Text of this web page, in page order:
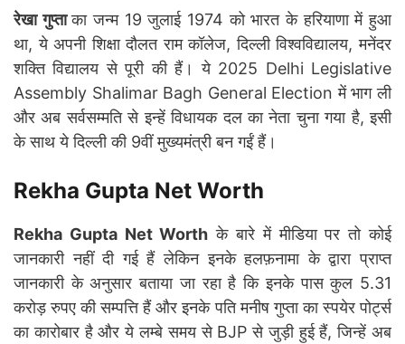
रेखा गुप्ताका जन्म 19 जुलाई 1974 को भारत के हरियाणा में हुआ
था, ये अपनी शिक्षा दौलत राम कॉलेज, दिल्ली विश्वविद्यालय, मनेंदर
शक्ति विद्यालय से पूरी की हैं। ये 2025 Delhi Legislative
Assembly Shalimar Bagh General Election में भाग ली
और अब सर्वसम्मति से इन्हें विधायक दल का नेता चुना गया है, इसी
के साथ ये दिल्ली की 9वीं मुख्यमंत्री बन गईं हैं।
Rekha Gupta Net Worth
Rekha Gupta Net Worth के बारे में मीडिया पर तो कोई
जानकारी नहीं दी गई हैं लेकिन इनके हलफ़नामा के द्वारा प्राप्त
जानकारी के अनुसार बताया जा रहा है कि इनके पास कुल 5.31
करोड़ रुपए की सम्पत्ति हैं और इनके पति मनीष गुप्ता का स्पयेर पोर्ट्स
का कारोबार है और ये लम्बे समय से BJP से जुड़ी हुई हैं, जिन्हें अब